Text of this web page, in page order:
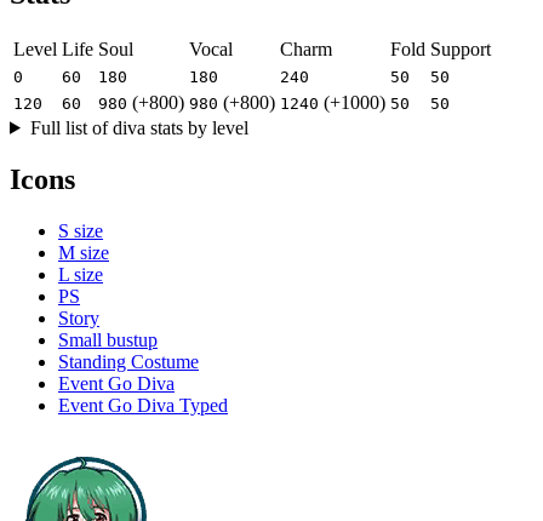
Level Life Soul Vocal Charm Fold Support
0 60 180 180 240 50
50
120
60 980 (+800) 980 (+800) 1240 (+1000) 50 50
Full list of diva stats by level
Icons
S size
M size
L size
PS
Story
Small bustup
Standing Costume
Event Go Diva
Event Go Diva Typed